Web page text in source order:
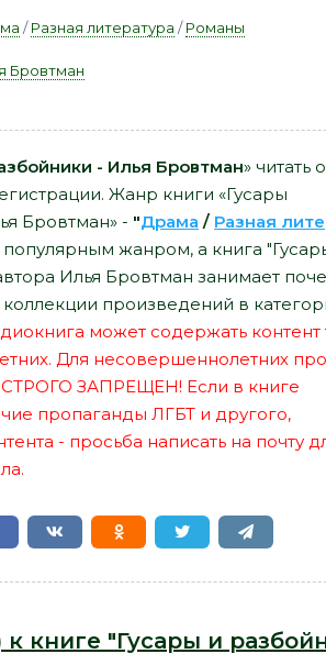
/Разная литература /Романы
Бровтман
- Илья Бровтман» читать
Жанр книги «Гусары
Бровтман» - "Драма / Разная
популярным жанром, а книга
Илья Бровтман занимает
произведений в
может содержать контент
Для несовершеннолетних
СТРОГО ЗАПРЕЩЕН! Если в книге
пропаганды ЛГБТ и другого,
- просьба написать на почту
книге "Гусары и